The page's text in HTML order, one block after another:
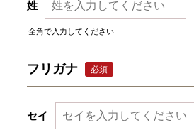
姓
全角で入力してください
フリガナ 必須
セイ